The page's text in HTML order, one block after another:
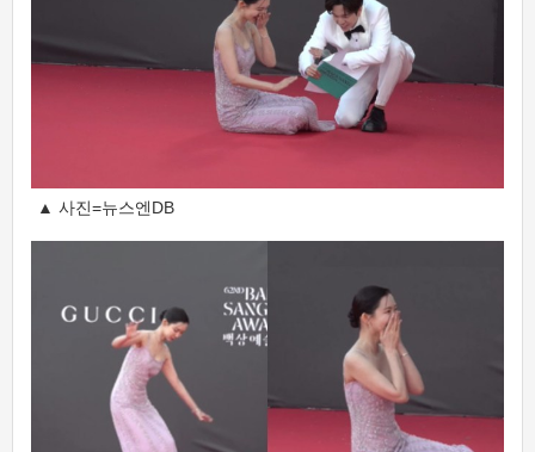
▲ 사진=뉴스엔DB